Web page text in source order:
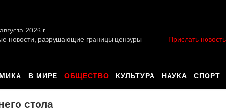
2026 г.
новости, разрушающие границы цензуры
Прислать новость
В МИРЕ ОБЩЕСТВО КУЛЬТУРА НАУКА СПОРТ
стола